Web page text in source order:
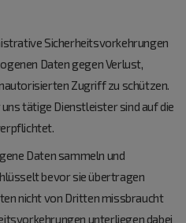
Sicherheitsvorkehrungen
Daten gegen Verlust,
Zugriff zu schützen.
tätige Dienstleister sind auf die
Daten sammeln und
bevor sie übertragen
nicht von Dritten missbraucht
unterliegen dabei